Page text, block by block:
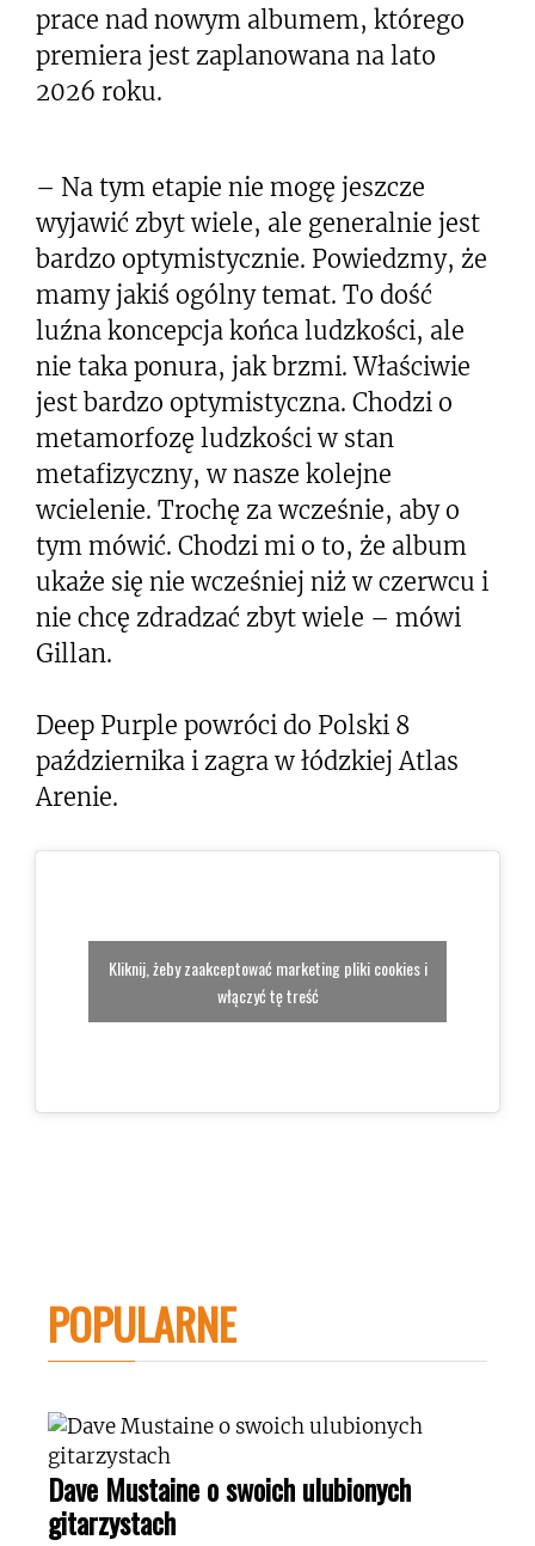
prace nad nowym albumem, którego
premiera jest zaplanowana na lato
2026 roku.
– Na tym etapie nie mogę jeszcze
wyjawić zbyt wiele, ale generalnie jest
bardzo optymistycznie. Powiedzmy, że
mamy jakiś ogólny temat. To dość
luźna koncepcja końca ludzkości, ale
nie taka ponura, jak brzmi. Właściwie
jest bardzo optymistyczna. Chodzi o
metamorfozę ludzkości w stan
metafizyczny, w nasze kolejne
wcielenie. Trochę za wcześnie, aby o
tym mówić. Chodzi mi o to, że album
ukaże się nie wcześniej niż w czerwcu i
nie chcę zdradzać zbyt wiele – mówi
Gillan.
Deep Purple powróci do Polski 8
października i zagra w łódzkiej Atlas
Arenie.
Kliknij, żeby zaakceptować marketing pliki cookies i
włączyć tę treść
POPULARNE
Dave Mustaine o swoich ulubionych
gitarzystach